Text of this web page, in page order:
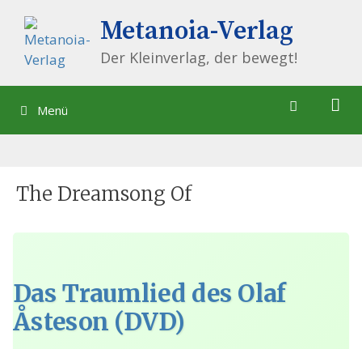
zum
Inhalt
Metanoia-Verlag
Der Kleinverlag, der bewegt!
Menü
The Dreamsong Of
Das Traumlied des Olaf
Åsteson (DVD)